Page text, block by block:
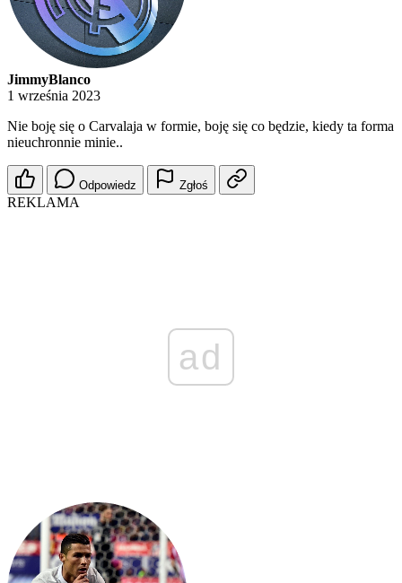
JimmyBlanco
1 września 2023
Nie boję się o Carvalaja w formie, boję się co będzie, kiedy ta forma
nieuchronnie minie..
Odpowiedz Zgłoś
REKLAMA
ad